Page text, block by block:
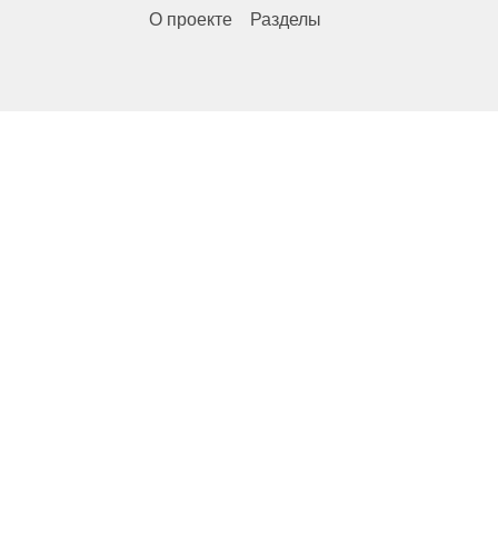
О проекте Разделы